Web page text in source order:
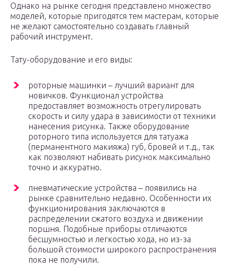
Однако на рынке сегодня представлено множество
моделей, которые пригодятся тем мастерам, которые
не желают самостоятельно создавать главный
рабочий инструмент.
Тату-оборудование и его виды:
роторные машинки – лучший вариант для
новичков. Функционал устройства
предоставляет возможность отрегулировать
скорость и силу удара в зависимости от техники
нанесения рисунка. Также оборудование
роторного типа используется для татуажа
(перманентного макияжа) губ, бровей и т.д., так
как позволяют набивать рисунок максимально
точно и аккуратно.
пневматические устройства – появились на
рынке сравнительно недавно. Особенности их
функционирования заключаются в
распределении сжатого воздуха и движении
поршня. Подобные приборы отличаются
бесшумностью и легкостью хода, но из-за
большой стоимости широкого распространения
пока не получили.